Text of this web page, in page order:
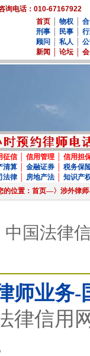
询电话：010-67167922
首页
物权
刑事
民事
顾问
私人
新闻
论坛
征信 信用管理
信用担
清算 金融证券
税务保
法律 房地产法
知识产
您的位置：首页—〉涉外
中国法律
师业务-
律信用